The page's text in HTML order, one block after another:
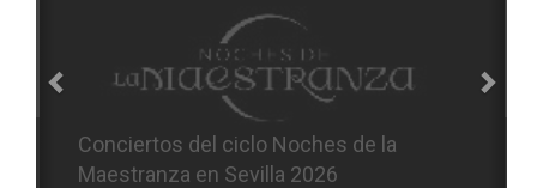
Conciertos del ciclo Candlelight en
Sevilla